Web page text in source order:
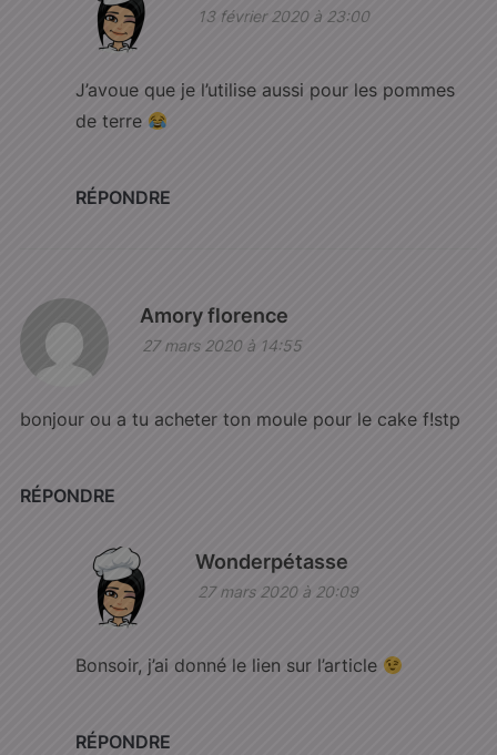
13 février 2020 à 23:00
J’avoue que je l’utilise aussi pour les pommes
de terre
RÉPONDRE
Amory florence
27 mars 2020 à 14:55
bonjour ou a tu acheter ton moule pour le cake f!stp
RÉPONDRE
Wonderpétasse
27 mars 2020 à 20:09
Bonsoir, j’ai donné le lien sur l’article
RÉPONDRE